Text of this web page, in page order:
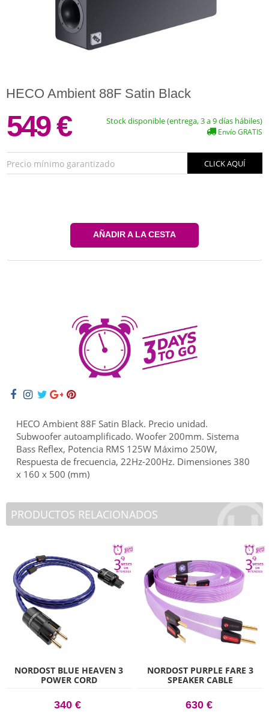
HECO Ambient 88F Satin Black
549 € Stock disponible (entrega, 3 a 9 días hábiles)
Envío GRATIS
Precio mínimo garantizado CLICK AQUÍ
AÑADIR A LA CESTA
HECO Ambient 88F Satin Black. Precio unidad.
Subwoofer autoamplificado. Woofer 200mm. Sistema
Bass Reflex, Potencia RMS 125W Máximo 250W,
Respuesta de frecuencia, 22Hz-200Hz. Dimensiones 380
x 160 x 500 (mm)
PRODUCTOS RELACIONADOS
NORDOST BLUE HEAVEN 3
POWER CORD
340 €
NORDOST PURPLE FARE 3
SPEAKER CABLE
630 €